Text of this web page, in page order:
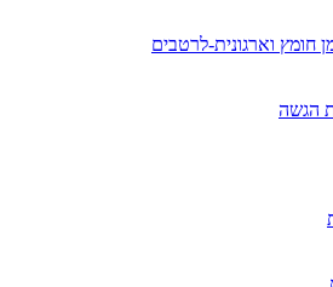
חומץ וארגונית-לרטבים
הגשה